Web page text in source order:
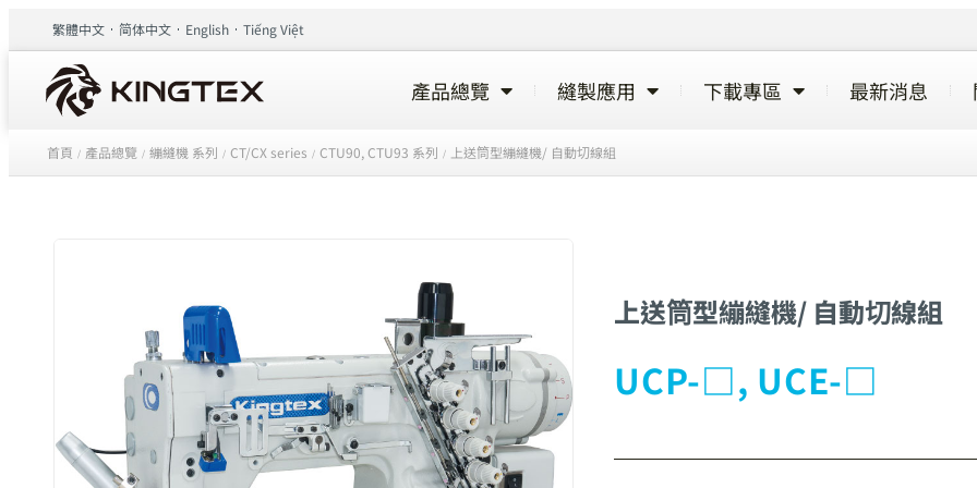
繁體中文 简体中文 English Tiếng Việt
產品總覽 縫製應用 下載專區 最新消息
首頁 / 產品總覽 / 繃縫機 系列 / CT/CX series / CTU90, CTU93 系列 / 上送筒型繃縫機/ 自動切線組
上送筒型繃縫機/ 自動切線組
UCP-□, UCE-□